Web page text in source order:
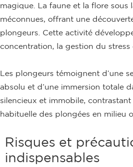
magique. La faune et la flore sous
méconnues, offrant une
plongeurs. Cette activité
concentration, la gestion du stress
Les plongeurs témoignent d’une
absolu et d’une immersion totale
silencieux et immobile, contrastant
habituelle des plongées en milieu
Risques et
indispensables